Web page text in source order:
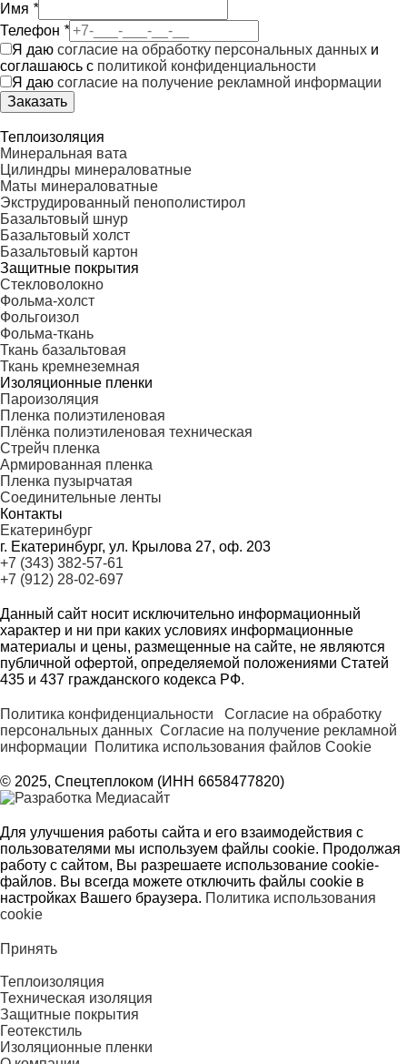
Имя *
Телефон *
Я даю согласие на обработку персональных данных и
соглашаюсь с политикой конфиденциальности
Я даю согласие на получение рекламной информации
Заказать
Теплоизоляция
Минеральная вата
Цилиндры минераловатные
Маты минераловатные
Экструдированный пенополистирол
Базальтовый шнур
Базальтовый холст
Базальтовый картон
Защитные покрытия
Стекловолокно
Фольма-холст
Фольгоизол
Фольма-ткань
Ткань базальтовая
Ткань кремнеземная
Изоляционные пленки
Пароизоляция
Пленка полиэтиленовая
Плёнка полиэтиленовая техническая
Стрейч пленка
Армированная пленка
Пленка пузырчатая
Соединительные ленты
Контакты
Екатеринбург
г. Екатеринбург, ул. Крылова 27, оф. 203
+7 (343) 382-57-61
+7 (912) 28-02-697
Данный сайт носит исключительно информационный
характер и ни при каких условиях информационные
материалы и цены, размещенные на сайте, не являются
публичной офертой, определяемой положениями Статей
435 и 437 гражданского кодекса РФ.
Политика конфиденциальности
Согласие на обработку
персональных данных Согласие на получение рекламной
информации
Политика использования файлов Cookie
© 2025, Спецтеплоком (ИНН 6658477820)
Для улучшения работы сайта и его взаимодействия с
пользователями мы используем файлы cookie. Продолжая
работу с сайтом, Вы разрешаете использование cookie-
файлов. Вы всегда можете отключить файлы cookie в
настройках Вашего браузера. Политика использования
cookie
Принять
Теплоизоляция
Техническая изоляция
Защитные покрытия
Геотекстиль
Изоляционные пленки